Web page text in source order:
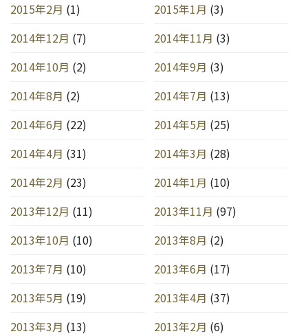
2015年2月 (1) 2015年1月 (3)
2014年12月 (7) 2014年11月 (3)
2014年10月 (2) 2014年9月 (3)
2014年8月 (2) 2014年7月 (13)
2014年6月 (22) 2014年5月 (25)
2014年4月 (31) 2014年3月 (28)
2014年2月 (23) 2014年1月 (10)
2013年12月 (11) 2013年11月 (97)
2013年10月 (10) 2013年8月 (2)
2013年7月 (10) 2013年6月 (17)
2013年5月 (19) 2013年4月 (37)
2013年3月 (13) 2013年2月 (6)